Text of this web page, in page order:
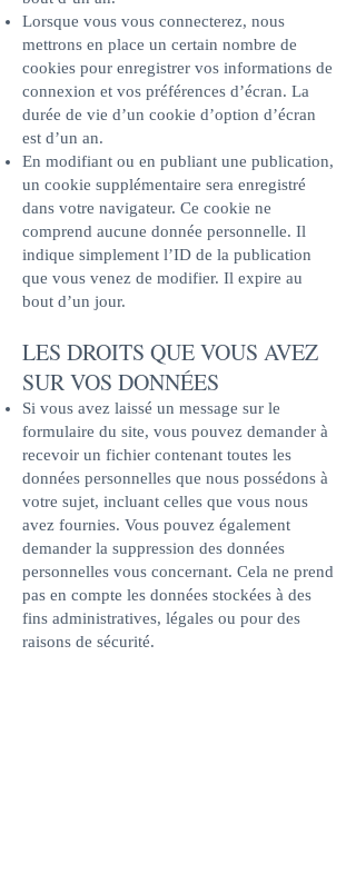
Lorsque vous vous connecterez, nous
mettrons en place un certain nombre de
cookies pour enregistrer vos informations de
connexion et vos préférences d’écran. La
durée de vie d’un cookie d’option d’écran
est d’un an.
En modifiant ou en publiant une publication,
un cookie supplémentaire sera enregistré
dans votre navigateur. Ce cookie ne
comprend aucune donnée personnelle. Il
indique simplement l’ID de la publication
que vous venez de modifier. Il expire au
bout d’un jour.
LES DROITS QUE VOUS AVEZ
SUR VOS DONNÉES
Si vous avez laissé un message sur le
formulaire du site, vous pouvez demander à
recevoir un fichier contenant toutes les
données personnelles que nous possédons à
votre sujet, incluant celles que vous nous
avez fournies. Vous pouvez également
demander la suppression des données
personnelles vous concernant. Cela ne prend
pas en compte les données stockées à des
fins administratives, légales ou pour des
raisons de sécurité.